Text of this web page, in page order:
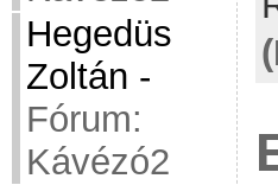
Hegedüs
Zoltán -
Fórum:
Kávézó2